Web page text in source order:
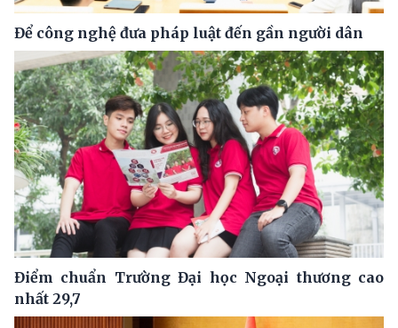
Để công nghệ đưa pháp luật đến gần người dân
Điểm chuẩn Trường Đại học Ngoại thương cao
nhất 29,7